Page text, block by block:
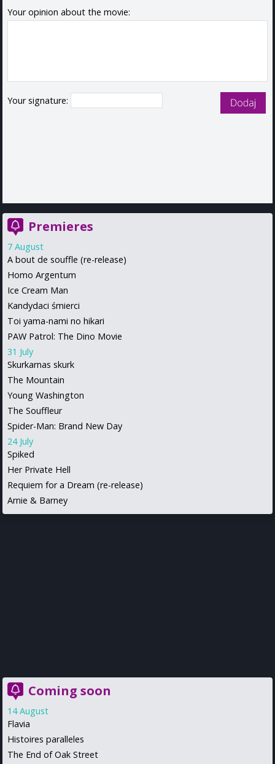
Your opinion about the movie:
Your signature:
Premieres
7 August
A bout de souffle (re-release)
Homo Argentum
Ice Cream Man
Kandydaci śmierci
Toi yama-nami no hikari
PAW Patrol: The Dino Movie
31 July
Skurkarnas skurk
The Mountain
Young Washington
The Souffleur
Spider-Man: Brand New Day
24 July
Spiked
Her Private Hell
Requiem for a Dream (re-release)
Arnie & Barney
Coming soon
14 August
Flavia
Histoires paralleles
The End of Oak Street